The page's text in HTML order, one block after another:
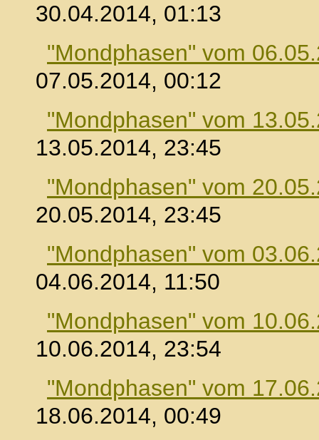
30.04.2014, 01:13
"Mondphasen" vom
07.05.2014, 00:12
"Mondphasen" vom
13.05.2014, 23:45
"Mondphasen" vom
20.05.2014, 23:45
"Mondphasen" vom
04.06.2014, 11:50
"Mondphasen" vom
10.06.2014, 23:54
"Mondphasen" vom
18.06.2014, 00:49